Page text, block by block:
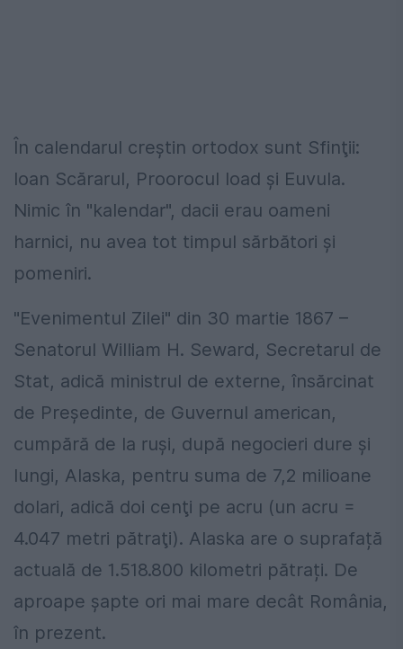
În calendarul creştin ortodox sunt Sfinţii:
Ioan Scărarul, Proorocul Ioad şi Euvula.
Nimic în "kalendar", dacii erau oameni
harnici, nu avea tot timpul sărbători şi
pomeniri.
"Evenimentul Zilei" din 30 martie 1867 –
Senatorul William H. Seward, Secretarul de
Stat, adică ministrul de externe, însărcinat
de Președinte, de Guvernul american,
cumpără de la ruşi, după negocieri dure și
lungi, Alaska, pentru suma de 7,2 milioane
dolari, adică doi cenţi pe acru (un acru =
4.047 metri pătraţi). Alaska are o suprafață
actuală de 1.518.800 kilometri pătrați. De
aproape șapte ori mai mare decât România,
în prezent.